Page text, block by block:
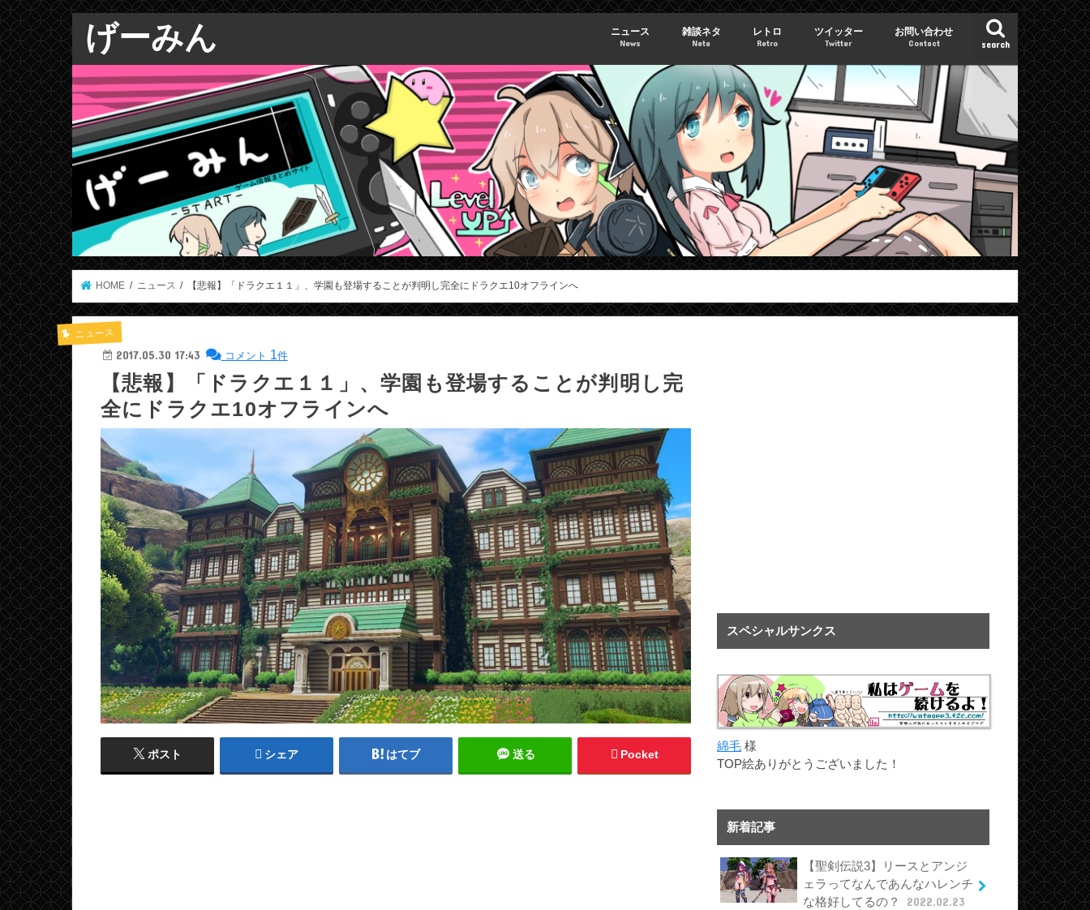
げーみん search
ニュース
News
雑談ネタ
Neta
レトロ
Retro
ツイッター
Twitter
お問い合わせ
Contact
HOME ニュース 【悲報】「ドラクエ１１」、学園も登場することが判明し完全にドラクエ10オフラインへ
ニュース
2017.05.30 17:43 コメント 1件
【悲報】「ドラクエ１１」、学園も登場することが判明し完
全にドラクエ10オフラインへ
ポスト シェア はてブ 送る Pocket
スペシャルサンクス
綿毛 様
TOP絵ありがとうございました！
新着記事
【聖剣伝説3】リースとアンジ
ェラってなんであんなハレンチ
な格好してるの？
2022.02.23